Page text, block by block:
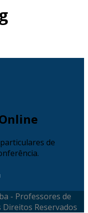
de
- Professores de
Reservados